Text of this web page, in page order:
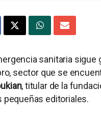
sanitaria
sector que se
, titular de la
pequeñas editoriales.